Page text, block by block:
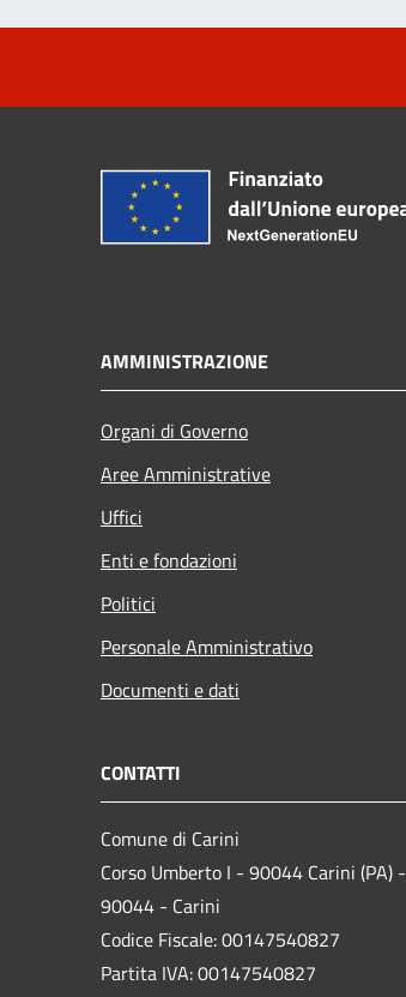
AMMINISTRAZIONE
Organi di Governo
Aree Amministrative
Uffici
Enti e fondazioni
Politici
Personale Amministrativo
Documenti e dati
CONTATTI
Comune di Carini
Corso Umberto I - 90044 Carini (PA) -
90044 - Carini
Codice Fiscale: 00147540827
Partita IVA: 00147540827